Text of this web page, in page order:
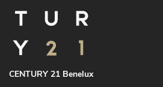
CENTURY 21 Benelux